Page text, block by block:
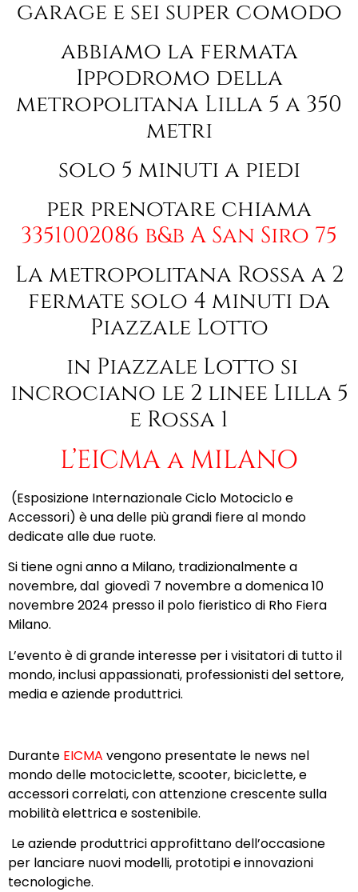
garage e sei super comodo
abbiamo la fermata
Ippodromo della
metropolitana Lilla 5 a 350
metri
solo 5 minuti a piedi
per prenotare chiama
3351002086 b&b A San Siro 75
La metropolitana Rossa a 2
fermate solo 4 minuti da
Piazzale Lotto
in Piazzale Lotto si
incrociano le 2 linee Lilla 5
e Rossa 1
L’EICMA a MILANO
(Esposizione Internazionale Ciclo Motociclo e
Accessori) è una delle più grandi fiere al mondo
dedicate alle due ruote.
Si tiene ogni anno a Milano, tradizionalmente a
novembre, dal giovedì 7 novembre a domenica 10
novembre 2024 presso il polo fieristico di Rho Fiera
Milano.
L’evento è di grande interesse per i visitatori di tutto il
mondo, inclusi appassionati, professionisti del settore,
media e aziende produttrici.
Durante EICMA vengono presentate le news nel
mondo delle motociclette, scooter, biciclette, e
accessori correlati, con attenzione crescente sulla
mobilità elettrica e sostenibile.
Le aziende produttrici approfittano dell’occasione
per lanciare nuovi modelli, prototipi e innovazioni
tecnologiche.